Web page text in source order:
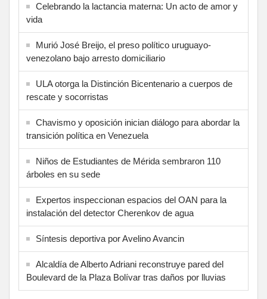
Celebrando la lactancia materna: Un acto de amor y
vida
Murió José Breijo, el preso político uruguayo-
venezolano bajo arresto domiciliario
ULA otorga la Distinción Bicentenario a cuerpos de
rescate y socorristas
Chavismo y oposición inician diálogo para abordar la
transición política en Venezuela
Niños de Estudiantes de Mérida sembraron 110
árboles en su sede
Expertos inspeccionan espacios del OAN para la
instalación del detector Cherenkov de agua
Síntesis deportiva por Avelino Avancin
Alcaldía de Alberto Adriani reconstruye pared del
Boulevard de la Plaza Bolívar tras daños por lluvias